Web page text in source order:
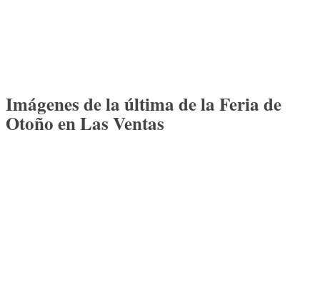
Imágenes de la última de la Feria de
Otoño en Las Ventas